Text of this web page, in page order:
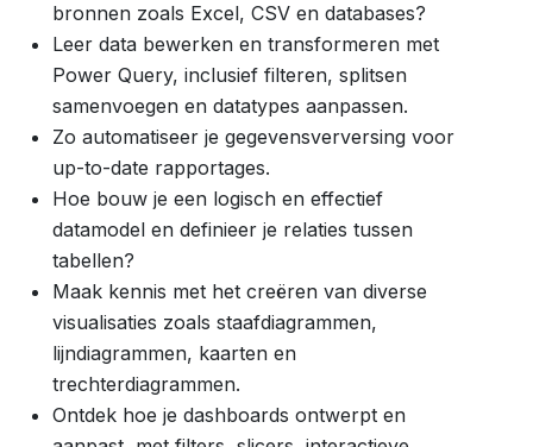
bronnen zoals Excel, CSV en databases?
Leer data bewerken en transformeren met
Power Query, inclusief filteren, splitsen
samenvoegen en datatypes aanpassen.
Zo automatiseer je gegevensverversing voor
up-to-date rapportages.
Hoe bouw je een logisch en effectief
datamodel en definieer je relaties tussen
tabellen?
Maak kennis met het creëren van diverse
visualisaties zoals staafdiagrammen,
lijndiagrammen, kaarten en
trechterdiagrammen.
Ontdek hoe je dashboards ontwerpt en